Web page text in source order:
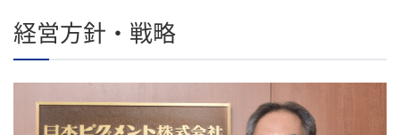
経営方針・戦略